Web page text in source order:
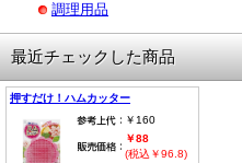
調理用品
最近チェックした商品
押すだけ！ハムカッター
￥160
￥88
(税込￥96.8)